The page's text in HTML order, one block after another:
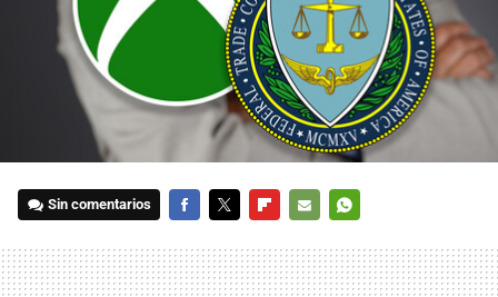
Sin comentarios
MAIL